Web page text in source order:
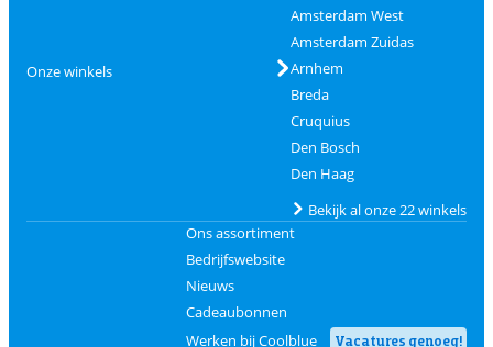
Onze winkels
Amsterdam West
Amsterdam Zuidas
Arnhem
Breda
Cruquius
Den Bosch
Den Haag
Bekijk al onze 22 winkels
Ons assortiment
Bedrijfswebsite
Nieuws
Cadeaubonnen
Werken bij Coolblue
Vacatures genoeg!